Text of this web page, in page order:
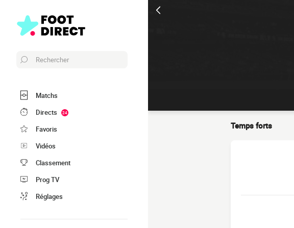
Rechercher
Matchs
Directs
24
Favoris
Vidéos
Classement
Prog TV
Réglages
Temps forts